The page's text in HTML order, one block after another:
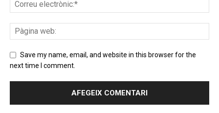
Save my name, email, and website in this browser for the
next time I comment.